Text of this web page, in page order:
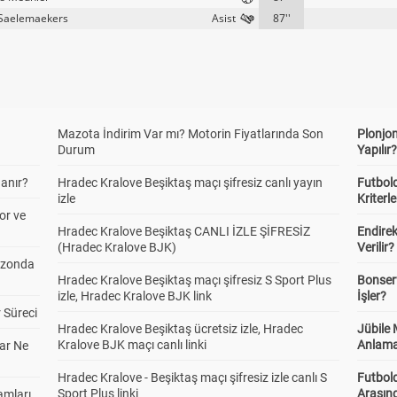
87''
ve
Süreci
Ne
Mazota İndirim Var mı? Motorin Fiyatlarında Son
Durum
Hradec Kralove Beşiktaş maçı şifresiz canlı yayın
izle
Hradec Kralove Beşiktaş CANLI İZLE ŞİFRESİZ
(Hradec Kralove BJK)
Hradec Kralove Beşiktaş maçı şifresiz S Sport Plus
izle, Hradec Kralove BJK link
Hradec Kralove Beşiktaş ücretsiz izle, Hradec
Kralove BJK maçı canlı linki
Hradec Kralove - Beşiktaş maçı şifresiz izle canlı S
Sport Plus linki
Yapılır?
Verilir?
İşler?
Jübile